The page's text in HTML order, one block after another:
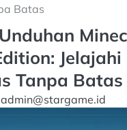
Batas
Jelajahi
Tanpa Batas
admin@stargame.id